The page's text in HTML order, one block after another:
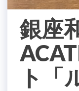
銀座
ト「